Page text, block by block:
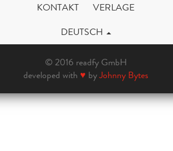
KONTAKT
VERLAGE
DEUTSCH
© 2016 readfy GmbH
developed with ♥ byJohnny Bytes